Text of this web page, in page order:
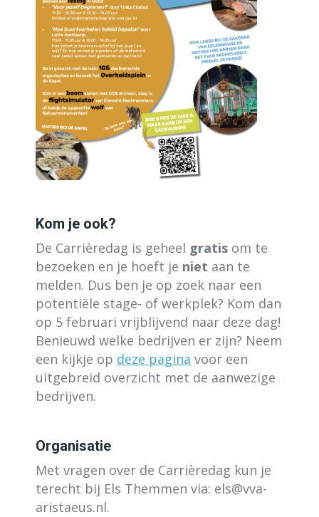
Kom je ook?
De Carrièredag is geheel gratis om te
bezoeken en je hoeft je niet aan te
melden. Dus ben je op zoek naar een
potentiële stage- of werkplek? Kom dan
op 5 februari vrijblijvend naar deze dag!
Benieuwd welke bedrijven er zijn? Neem
een kijkje op deze pagina voor een
uitgebreid overzicht met de aanwezige
bedrijven.
Organisatie
Met vragen over de Carrièredag kun je
terecht bij Els Themmen via: els@vva-
aristaeus.nl.